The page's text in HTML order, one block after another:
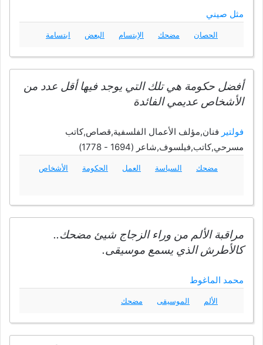
مثل صيني
الحصان مضحك الإبتسام البعض ابتسامة
أفضل حكومة هي تلك التي يوجد فيها أقل عدد من
الأشخاص عديمي الفائدة
فولتير فنان,مؤلف الأعمال الفلسفية,قصاص,كاتب
مسرحي,كاتب,فيلسوف,شاعر (1694 - 1778)
مضحك السياسة العمل الحكومة الأشخاص
مراقبة الألم من وراء الزجاج شيئ مضحك..
كالأطرش الذي يسمع موسيقى.
محمد الماغوط
الألم الموسيقى مضحك